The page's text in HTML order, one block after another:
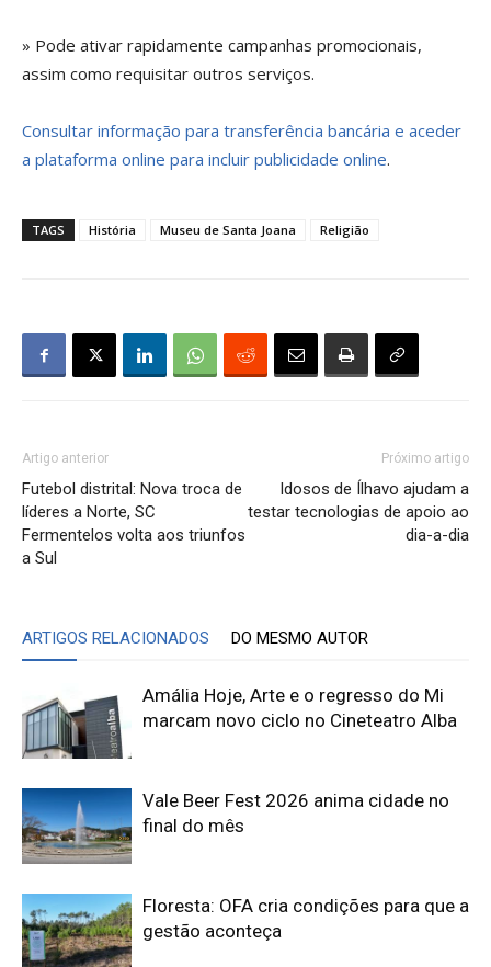
» Pode ativar rapidamente campanhas promocionais,
assim como requisitar outros serviços.
Consultar informação para transferência bancária e aceder
a plataforma online para incluir publicidade online.
TAGS História Museu de Santa Joana Religião
Artigo anterior
Futebol distrital: Nova troca de
líderes a Norte, SC
Fermentelos volta aos triunfos
a Sul
Próximo artigo
Idosos de Ílhavo ajudam a
testar tecnologias de apoio ao
dia-a-dia
ARTIGOS RELACIONADOS DO MESMO AUTOR
Amália Hoje, Arte e o regresso do Mi
marcam novo ciclo no Cineteatro Alba
Vale Beer Fest 2026 anima cidade no
final do mês
Floresta: OFA cria condições para que a
gestão aconteça